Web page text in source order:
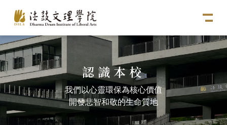
認識本校
我們以心靈環保為核心價值
開發悲智和敬的生命質地